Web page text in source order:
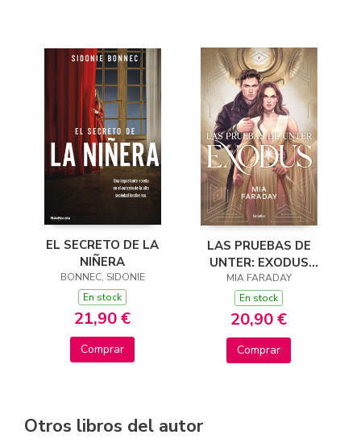
EL SECRETO DE LA
NIÑERA
BONNEC, SIDONIE
En stock
21,90 €
Comprar
LAS PRUEBAS DE
UNTER: EXODUS
(TRILOGÍA DE
UNTER 3)
MIA FARADAY
En stock
20,90 €
Comprar
Otros libros del autor